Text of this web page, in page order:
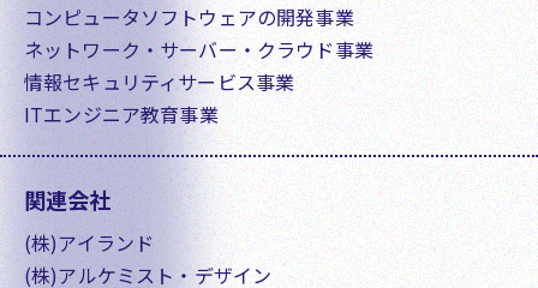
コンピュータソフトウェアの開発事業
ネットワーク・サーバー・クラウド事業
情報セキュリティサービス事業
ITエンジニア教育事業
関連会社
(株)アイランド
(株)アルケミスト・デザイン